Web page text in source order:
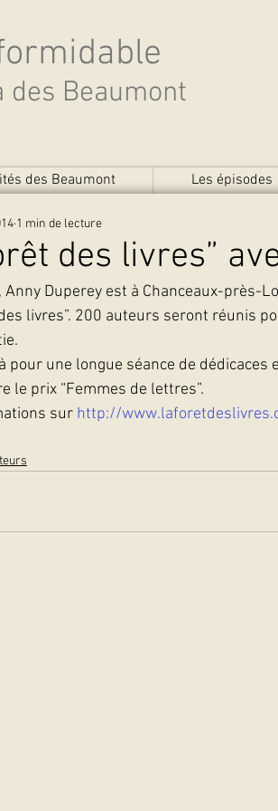
des Beaumont
des Beaumont Les épisodes
des livres”
1 min de lecture
Anny Duperey est à Chanceaux-près-
livres”. 200 auteurs seront réunis
pour une longue séance de
le prix “Femmes de lettres”.
sur http://